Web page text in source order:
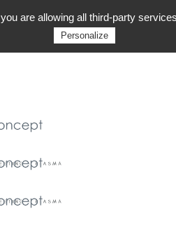
you are allowing all third-party
Personalize